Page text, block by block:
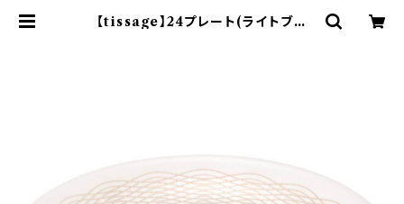
【tissage】24プレート(ライトブル